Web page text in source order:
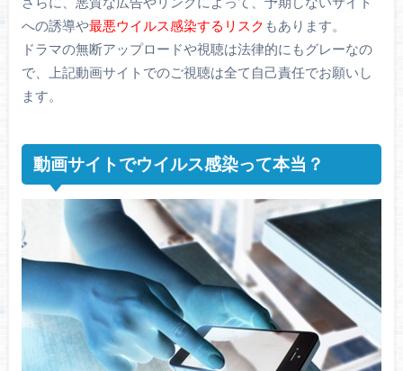
への誘導や最悪ウイルス感染するリスク もあります。
ドラマの無断アップロードや視聴は法律的にもグレーなの
で、上記動画サイトでのご視聴は全て自己責任でお願いし
ます。
動画サイトでウイルス感染って本当？